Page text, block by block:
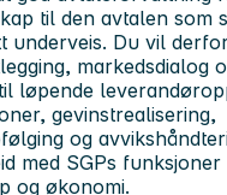
til den avtalen som
underveis. Du vil
markedsdialog
løpende
gevinstrealisering,
og
med SGPs
og økonomi.